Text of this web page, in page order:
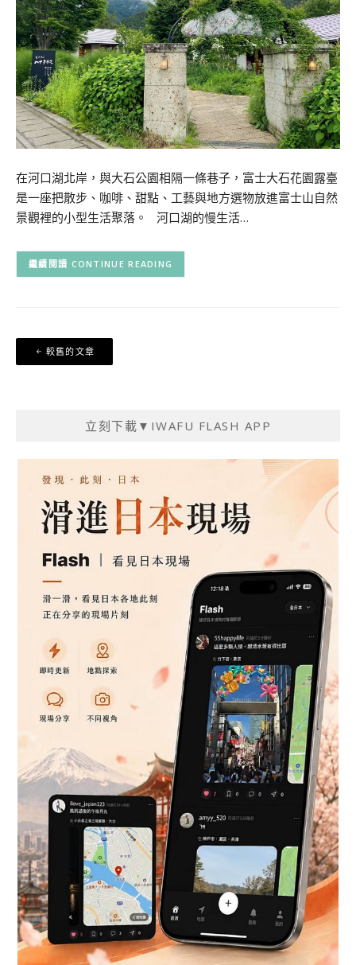
在河口湖北岸，與大石公園相隔一條巷子，富士大石花園露臺
是一座把散步、咖啡、甜點、工藝與地方選物放進富士山自然
景觀裡的小型生活聚落。 河口湖的慢生活…
CONTINUE READING
文
章
較舊的文章
立刻下載▼IWAFU FLASH APP